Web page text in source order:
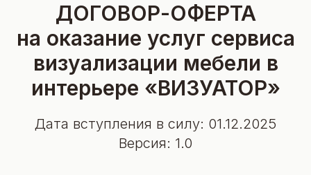
ДОГОВОР-ОФЕРТА
на оказание услуг сервиса
визуализации мебели в
интерьере «ВИЗУАТОР»
Дата вступления в силу: 01.12.2025
Версия: 1.0